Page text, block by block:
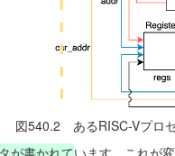
図540.2 あるRISC-Vプロ